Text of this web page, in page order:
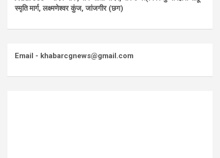
स्मृति मार्ग, लक्ष्मणेश्वर कुंज, जांजगीर (छग)
Email - khabarcgnews@gmail.com